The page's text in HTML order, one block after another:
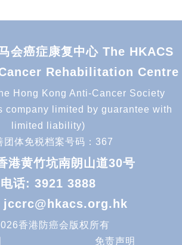
会癌症康复中心 The HKACS
Rehabilitation Centre
Hong Kong Anti-Cancer Society
company limited by guarantee with
limited liability)
团体免税档案号码：367
港黄竹坑南朗山道30号
电话: 3921 3888
jccrc@hkacs.org.hk
香港防癌会版权所有
免责声明